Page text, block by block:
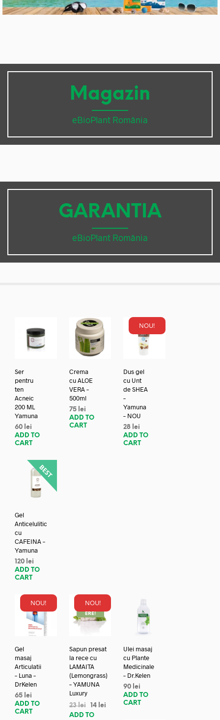
Magazin
eBioPlant România
GARANTIA
eBioPlant România
Ser
pentru
ten
Acneic
200 ML
Yamuna
60 lei
ADD TO
CART
Crema
cu ALOE
VERA –
500ml
75 lei
ADD TO
CART
NOU!
Dus gel
cu Unt
de SHEA
–
Yamuna
– NOU
28 lei
ADD TO
CART
Gel
Anticelulitic
cu
CAFEINA –
Yamuna
120 lei
ADD TO
CART
NOU!
Gel
masaj
Articulatii
– Luna –
DrKelen
65 lei
ADD TO
CART
NOU!
REDUC
ERE!
Sapun presat
la rece cu
LAMAITA
(Lemongrass)
– YAMUNA
Luxury
23lei 14 lei
ADD TO
Ulei masaj
cu Plante
Medicinale
– Dr.Kelen
90 lei
ADD TO
CART